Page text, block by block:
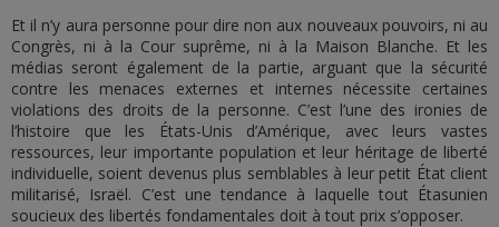
Et il n’y aura personne pour dire non aux nouveaux pouvoirs, ni au
Congrès, ni à la Cour suprême, ni à la Maison Blanche. Et les
médias seront également de la partie, arguant que la sécurité
contre les menaces externes et internes nécessite certaines
violations des droits de la personne. C’est l’une des ironies de
l’histoire que les États-Unis d’Amérique, avec leurs vastes
ressources, leur importante population et leur héritage de liberté
individuelle, soient devenus plus semblables à leur petit État client
militarisé, Israël. C’est une tendance à laquelle tout Étasunien
soucieux des libertés fondamentales doit à tout prix s’opposer.